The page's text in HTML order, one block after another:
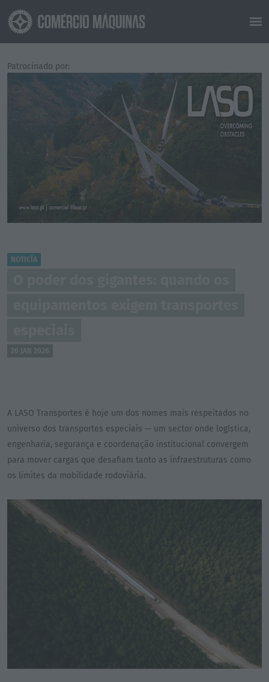
Patrocinado por:
NOTICÍA
A LASO Transportes é hoje um dos nomes mais respeitados no
universo dos transportes especiais — um sector onde logística,
engenharia, segurança e coordenação institucional convergem
para mover cargas que desafiam tanto as infraestruturas como
os limites da mobilidade rodoviária.